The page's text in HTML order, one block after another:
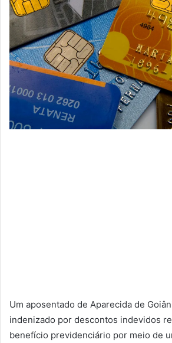
Um aposentado de Aparecida de
indenizado por descontos indevidos
benefício previdenciário por meio de